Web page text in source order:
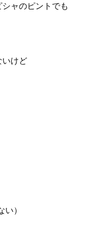
ャのピントでも
いけど
）